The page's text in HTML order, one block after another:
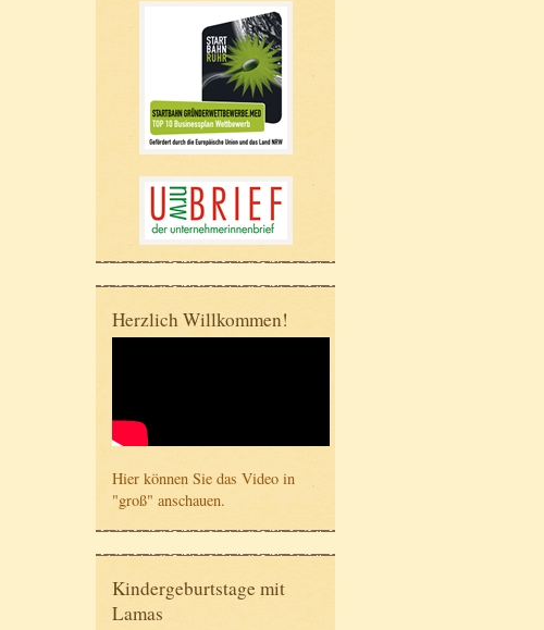
Herzlich Willkommen!
Hier können Sie das Video in
"groß" anschauen.
Kindergeburtstage mit
Lamas